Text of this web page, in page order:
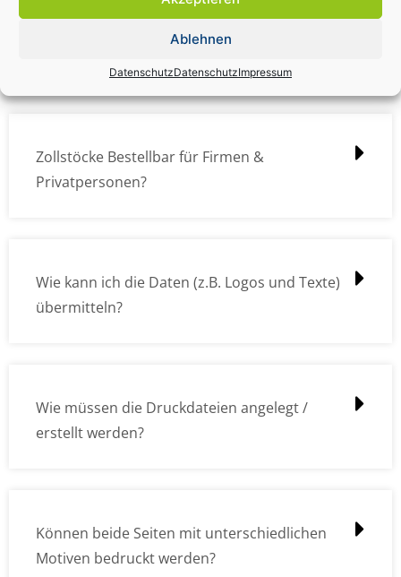
Ablehnen
DatenschutzDatenschutzImpressum
Zollstock Druckdatencheck / Profidatencheck
Zollstöcke Bestellbar für Firmen &
Privatpersonen?
Wie kann ich die Daten (z.B. Logos und Texte)
übermitteln?
Wie müssen die Druckdateien angelegt /
erstellt werden?
Können beide Seiten mit unterschiedlichen
Motiven bedruckt werden?